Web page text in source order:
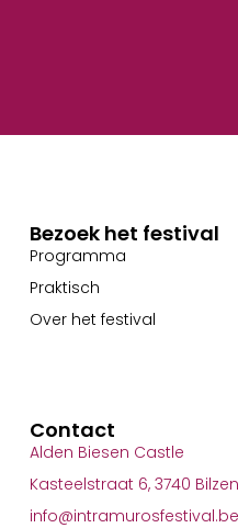
Bezoek het festival
Programma
Praktisch
Over het festival
Contact
Alden Biesen Castle
Kasteelstraat 6, 3740
info@intramurosfestival.be